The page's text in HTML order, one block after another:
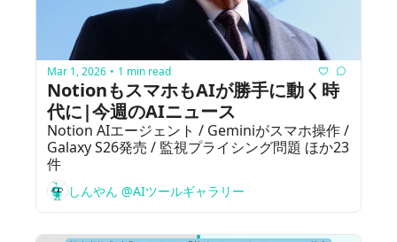
Mar 1, 2026 • 1 min read
NotionもスマホもAIが勝手に動く時
代に|今週のAIニュース
Notion AIエージェント / Geminiがスマホ操作 /
Galaxy S26発売 / 監視プライシング問題 ほか23
件
しんやん @AIツールギャラリー